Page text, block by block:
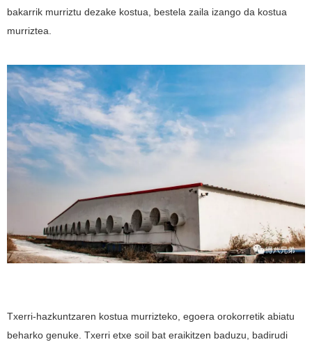
bakarrik murriztu dezake kostua, bestela zaila izango da kostua
murriztea.
Txerri-hazkuntzaren kostua murrizteko, egoera orokorretik abiatu
beharko genuke. Txerri etxe soil bat eraikitzen baduzu, badirudi